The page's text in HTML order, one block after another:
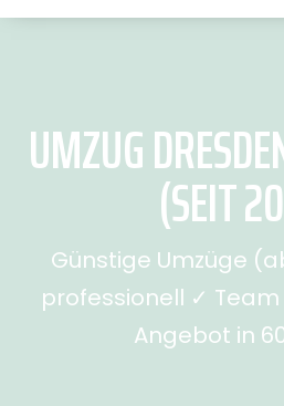
UMZUG
(SEIT
Günstige Umzüge
professionell ✓
Angebot in